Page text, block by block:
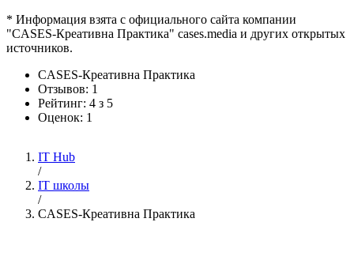
* Информация взята с официального сайта компании
"CASES-Креативна Практика" cases.media и других открытых
источников.
CASES-Креативна Практика
Отзывов: 1
Рейтинг: 4 з 5
Оценок: 1
IT Hub
/
IT школы
/
CASES-Креативна Практика